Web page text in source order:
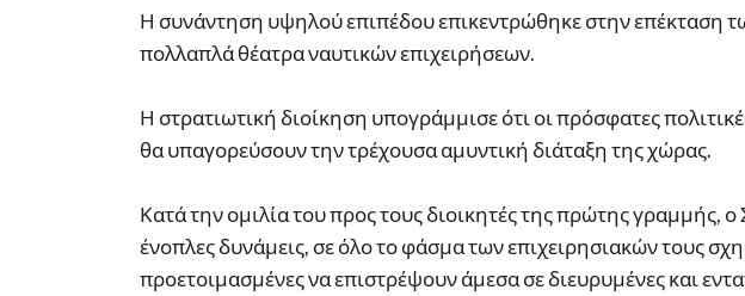
Η συνάντηση υψηλού επιπέδου επικεντρώθηκε στην επέκταση
πολλαπλά θέατρα ναυτικών επιχειρήσεων.
Η στρατιωτική διοίκηση υπογράμμισε ότι οι πρόσφατες
θα υπαγορεύσουν την τρέχουσα αμυντική διάταξη της χώρας.
Κατά την ομιλία του προς τους διοικητές της πρώτης γραμμής,
ένοπλες δυνάμεις, σε όλο το φάσμα των επιχειρησιακών τους
προετοιμασμένες να επιστρέψουν άμεσα σε διευρυμένες και